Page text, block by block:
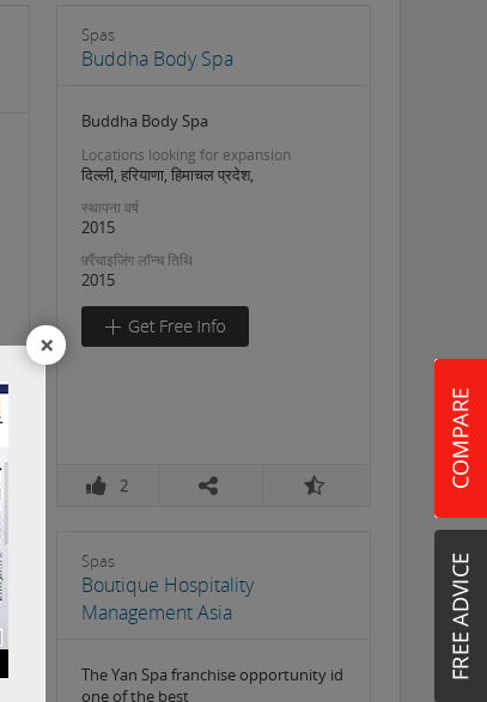
Spas
Buddha Body Spa
Buddha Body Spa
Locations looking for expansion
दिल्ली, हरियाणा, हिमाचल प्रदेश,
स्थापना वर्ष
2015
फ़्रैंचाइजिंग लॉन्च तिथि
2015
2
Spas
Boutique Hospitality
Management Asia
The Yan Spa franchise opportunity id
one of the best
×